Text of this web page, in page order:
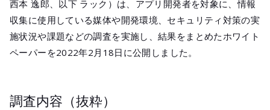
メールマガ
公式SNS
西本 逸郎、以下 ラック）は、アプリ開発者を対象に、情報
収集に使用している媒体や開発環境、セキュリティ対策の実
施状況や課題などの調査を実施し、結果をまとめたホワイト
ペーパーを2022年2月18日に公開しました。
調査内容（抜粋）